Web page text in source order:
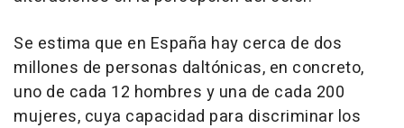
Se estima que en España hay cerca de dos
millones de personas daltónicas, en concreto,
uno de cada 12 hombres y una de cada 200
mujeres, cuya capacidad para discriminar los